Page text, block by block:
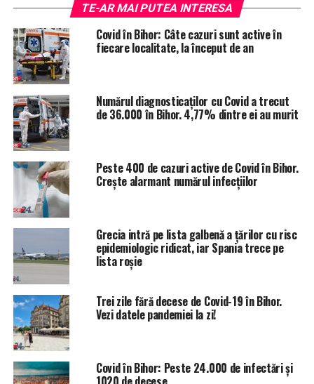
În weekend, presa centrală a scris că mai mulți angajați
ai televiziunii PRO TV s-au infectat cu coronavirus, cei
mai mulți îmbolnăvindu-se la o petrecere din stațiunea
Olimp, Constanța, la deschiderea unui complex hotelier
de cinci stele, una dintre vedetele participante fiind
chiar Andreea Esca. Invitații, care erau peste 50 la
număr, adică peste limita permisă de lege, nu au
respectat distanțarea socială și nici nu au purtat mască
de protecție.
Bilanțul bolnavilor cu Covid-19 a ajuns în Bihor la 714.
La Spitalul Municipal din Oradea, mai erau internate
două, infectate cu coronavirus, în stare gravă la secția
ATI.
Alți 31 de bolnavi de coronavirus sunt internați la secția
de Boli Infecțioase de pe strada Republicii. Încă 10
persoane diagnosticate au refuzat internarea și se află
în autoizolare la domiciliu.
ETICHETE: BIHORENI CORONAVIRUS
BOLNAVI CORONAVIRUS
TE-AR MAI PUTEA INTERESA
Covid în Bihor: Câte cazuri sunt active în
fiecare localitate, la început de an
Numărul diagnosticaților cu Covid a trecut
de 36.000 în Bihor. 4,77% dintre ei au murit
Peste 400 de cazuri active de Covid în Bihor.
Crește alarmant numărul infecțiilor
Grecia intră pe lista galbenă a țărilor cu risc
epidemiologic ridicat, iar Spania trece pe
lista roșie
Trei zile fără decese de Covid-19 în Bihor.
Vezi datele pandemiei la zi!
Covid în Bihor: Peste 24.000 de infectări și